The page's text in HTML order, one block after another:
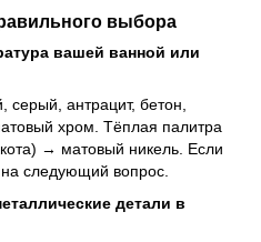
выбора
вашей ванной или
серый, антрацит, бетон,
хром. Тёплая палитра
→ матовый никель. Если
следующий вопрос.
детали в